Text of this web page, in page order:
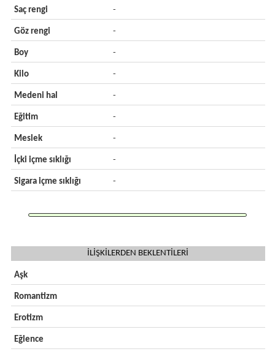
Saç rengi -
Göz rengi -
Boy -
Kilo -
Medeni hal -
Eğitim -
Meslek -
İçki içme sıklığı -
Sigara içme sıklığı -
İLİŞKİLERDEN BEKLENTİLERİ
Aşk
Romantizm
Erotizm
Eğlence